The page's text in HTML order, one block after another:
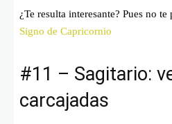
¿Te resulta interesante? Pues no
Signo de Capricornio
#11 – Sagitario:
carcajadas